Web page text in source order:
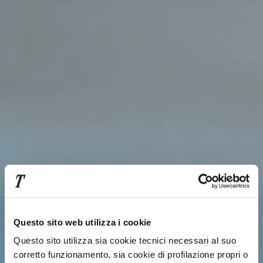
Questo sito web utilizza i cookie
Questo sito utilizza sia cookie tecnici necessari al suo
corretto funzionamento, sia cookie di profilazione propri o